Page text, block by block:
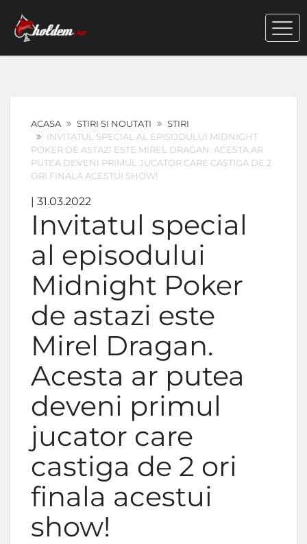
ACASA STIRI SI NOUTATI
STIRI
INVITATUL SPECIAL AL EPISODULUI MIDNIGHT
POKER DE ASTAZI ESTE MIREL DRAGAN. ACESTA AR
PUTEA DEVENI PRIMUL JUCATOR CARE CASTIGA DE 2
ORI FINALA ACESTUI SHOW!
| 31.03.2022
Invitatul special
al episodului
Midnight Poker
de astazi este
Mirel Dragan.
Acesta ar putea
deveni primul
jucator care
castiga de 2 ori
finala acestui
show!